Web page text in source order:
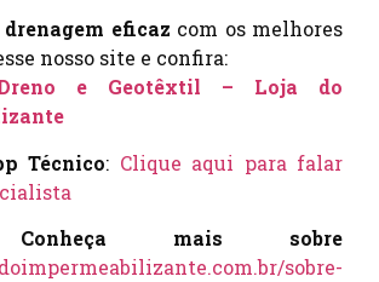
drenagem eficaz com os melhores
nosso site e confira:
e Geotêxtil – Loja do
Técnico: Clique aqui para falar
Conheça mais sobre
sobre-